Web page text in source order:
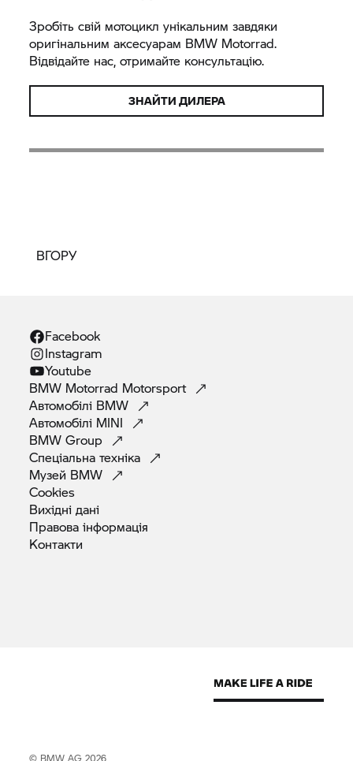
Зробіть свій мотоцикл унікальним завдяки
оригінальним аксесуарам BMW Motorrad.
Відвідайте нас, отримайте консультацію.
ЗНАЙТИ ДИЛЕРА
ВГОРУ
Facebook
Instagram
Youtube
BMW Motorrad Motorsport
Автомобілі BMW
Автомобілі MINI
BMWGroup
Спеціальнатехніка
Музей BMW
Cookies
Вихіднідані
Правоваінформація
Контакти
© BMW AG 2026